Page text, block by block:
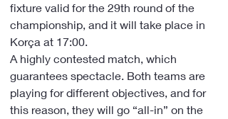
fixture valid for the 29th round of the
championship, and it will take place in
Korça at 17:00.
A highly contested match, which
guarantees spectacle. Both teams are
playing for different objectives, and for
this reason, they will go “all-in” on the